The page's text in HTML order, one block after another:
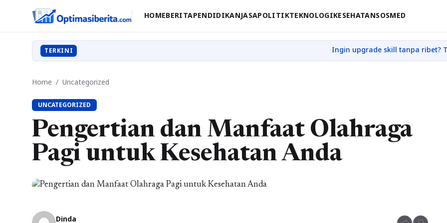
HOMEBERITAPENDIDIKANJASAPOLITIKTEKNOLOGIKESEHATANSOSMED
TERKINI
Home / Uncategorized
UNCATEGORIZED
Pengertian dan Manfaat Olahraga
Pagi untuk Kesehatan Anda
Dinda